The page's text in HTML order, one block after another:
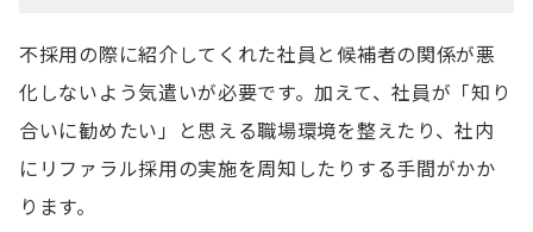
不採用の際に紹介してくれた社員と候補者の関係が悪
化しないよう気遣いが必要です。加えて、社員が「知り
合いに勧めたい」と思える職場環境を整えたり、社内
にリファラル採用の実施を周知したりする手間がかか
ります。